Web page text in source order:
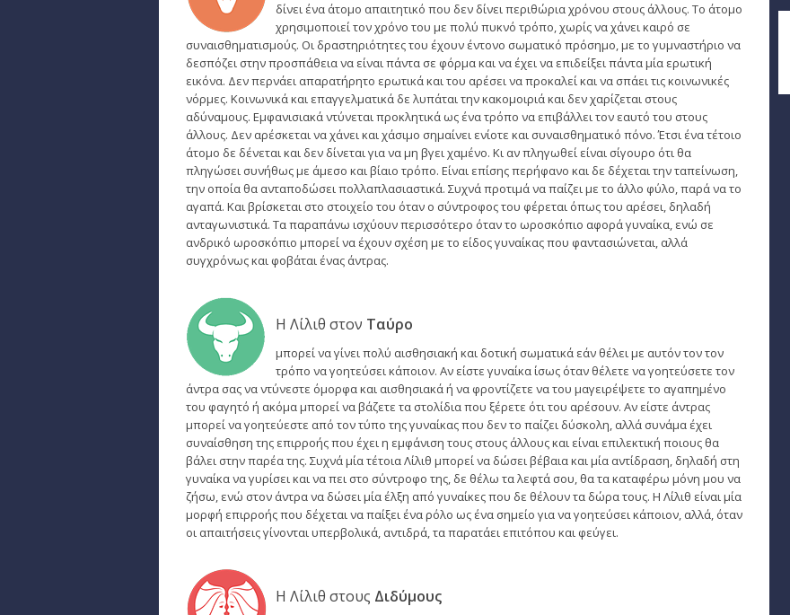
δίνει ένα άτομο απαιτητικό που δεν δίνει περιθώρια χρόνου στους άλλους. Το άτομο
χρησιμοποιεί τον χρόνο του με πολύ πυκνό τρόπο, χωρίς να χάνει καιρό σε
συναισθηματισμούς. Οι δραστηριότητες του έχουν έντονο σωματικό πρόσημο, με το γυμναστήριο να
δεσπόζει στην προσπάθεια να είναι πάντα σε φόρμα και να έχει να επιδείξει πάντα μία ερωτική
εικόνα. Δεν περνάει απαρατήρητο ερωτικά και του αρέσει να προκαλεί και να σπάει τις κοινωνικές
νόρμες. Κοινωνικά και επαγγελματικά δε λυπάται την κακομοιριά και δεν χαρίζεται στους
αδύναμους. Εμφανισιακά ντύνεται προκλητικά ως ένα τρόπο να επιβάλλει τον εαυτό του στους
άλλους. Δεν αρέσκεται να χάνει και χάσιμο σημαίνει ενίοτε και συναισθηματικό πόνο. Έτσι ένα τέτοιο
άτομο δε δένεται και δεν δίνεται για να μη βγει χαμένο. Κι αν πληγωθεί είναι σίγουρο ότι θα
πληγώσει συνήθως με άμεσο και βίαιο τρόπο. Είναι επίσης περήφανο και δε δέχεται την ταπείνωση,
την οποία θα ανταποδώσει πολλαπλασιαστικά. Συχνά προτιμά να παίζει με το άλλο φύλο, παρά να το
αγαπά. Και βρίσκεται στο στοιχείο του όταν ο σύντροφος του φέρεται όπως του αρέσει, δηλαδή
ανταγωνιστικά. Τα παραπάνω ισχύουν περισσότερο όταν το ωροσκόπιο αφορά γυναίκα, ενώ σε
ανδρικό ωροσκόπιο μπορεί να έχουν σχέση με το είδος γυναίκας που φαντασιώνεται, αλλά
συγχρόνως και φοβάται ένας άντρας.
Η Λίλιθ στον Ταύρο
μπορεί να γίνει πολύ αισθησιακή και δοτική σωματικά εάν θέλει με αυτόν τον τον
τρόπο να γοητεύσει κάποιον. Αν είστε γυναίκα ίσως όταν θέλετε να γοητεύσετε τον
άντρα σας να ντύνεστε όμορφα και αισθησιακά ή να φροντίζετε να του μαγειρέψετε το αγαπημένο
του φαγητό ή ακόμα μπορεί να βάζετε τα στολίδια που ξέρετε ότι του αρέσουν. Αν είστε άντρας
μπορεί να γοητεύεστε από τον τύπο της γυναίκας που δεν το παίζει δύσκολη, αλλά συνάμα έχει
συναίσθηση της επιρροής που έχει η εμφάνιση τους στους άλλους και είναι επιλεκτική ποιους θα
βάλει στην παρέα της. Συχνά μία τέτοια Λίλιθ μπορεί να δώσει βέβαια και μία αντίδραση, δηλαδή στη
γυναίκα να γυρίσει και να πει στο σύντροφο της, δε θέλω τα λεφτά σου, θα τα καταφέρω μόνη μου να
ζήσω, ενώ στον άντρα να δώσει μία έλξη από γυναίκες που δε θέλουν τα δώρα τους. Η Λίλιθ είναι μία
μορφή επιρροής που δέχεται να παίξει ένα ρόλο ως ένα σημείο για να γοητεύσει κάποιον, αλλά, όταν
οι απαιτήσεις γίνονται υπερβολικά, αντιδρά, τα παρατάει επιτόπου και φεύγει.
Η Λίλιθ στους Διδύμους